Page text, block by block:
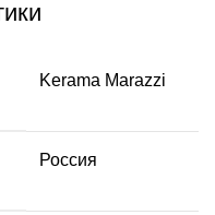
Kerama Marazzi
Россия